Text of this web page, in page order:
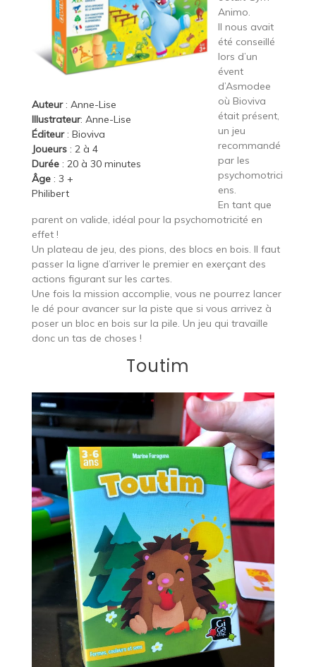
Auteur: Anne-Lise
Illustrateur: Anne-Lise
Éditeur: Bioviva
Joueurs : 2 à 4
Durée : 20 à 30 minutes
Âge : 3 +
Philibert
Animo.
Il nous avait
été conseillé
lors d’un
évent
d’Asmodee
où Bioviva
était présent,
un jeu
recommandé
par les
psychomotrici
ens.
En tant que
parent on valide, idéal pour la psychomotricité en
effet !
Un plateau de jeu, des pions, des blocs en bois. Il faut
passer la ligne d’arriver le premier en exerçant des
actions figurant sur les cartes.
Une fois la mission accomplie, vous ne pourrez lancer
le dé pour avancer sur la piste que si vous arrivez à
poser un bloc en bois sur la pile. Un jeu qui travaille
donc un tas de choses !
Toutim